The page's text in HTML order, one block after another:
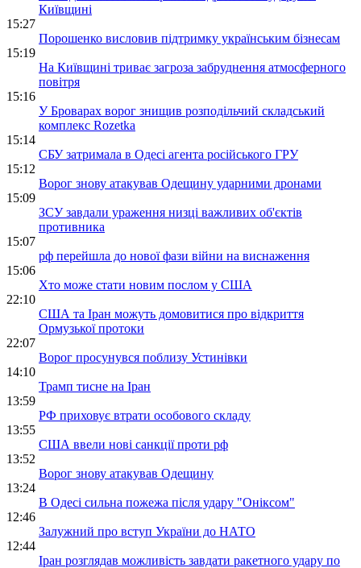
Київщині
15:27
Порошенко висловив підтримку українським бізнесам
15:19
На Київщині триває загроза забруднення атмосферного
повітря
15:16
У Броварах ворог знищив розподільчий складський
комплекс Rozetka
15:14
СБУ затримала в Одесі агента російського ГРУ
15:12
Ворог знову атакував Одещину ударними дронами
15:09
ЗСУ завдали ураження низці важливих об'єктів
противника
15:07
рф перейшла до нової фази війни на виснаження
15:06
Хто може стати новим послом у США
22:10
США та Іран можуть домовитися про відкриття
Ормузької протоки
22:07
Ворог просунувся поблизу Устинівки
14:10
Трамп тисне на Іран
13:59
РФ приховує втрати особового складу
13:55
США ввели нові санкції проти рф
13:52
Ворог знову атакував Одещину
13:24
В Одесі сильна пожежа після удару "Оніксом"
12:46
Залужний про вступ України до НАТО
12:44
Іран розглядав можливість завдати ракетного удару по